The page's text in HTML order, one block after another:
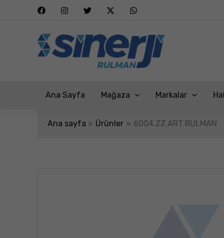
Ana Sayfa Mağaza Markalar
Ana sayfa Ürünler 6004.ZZ ART RULMAN